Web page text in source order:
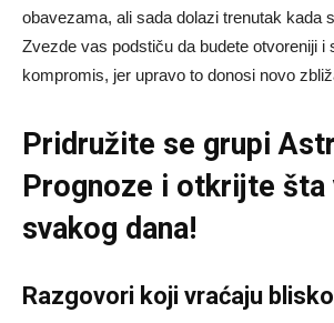
obavezama, ali sada dolazi trenutak kada
Zvezde vas podstiču da budete otvoreniji i
kompromis, jer upravo to donosi novo
Pridružite se grupi
Prognoze i otkrijte šta
svakog dana!
Razgovori koji vraćaju